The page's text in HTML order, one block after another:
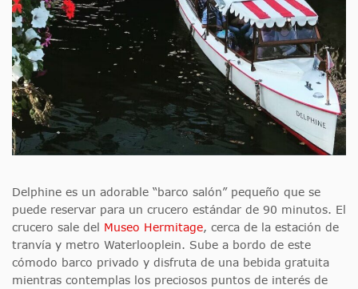
Delphine es un adorable “barco salón” pequeño que se
puede reservar para un crucero estándar de 90 minutos. El
crucero sale del Museo Hermitage, cerca de la estación de
tranvía y metro Waterlooplein. Sube a bordo de este
cómodo barco privado y disfruta de una bebida gratuita
mientras contemplas los preciosos puntos de interés de